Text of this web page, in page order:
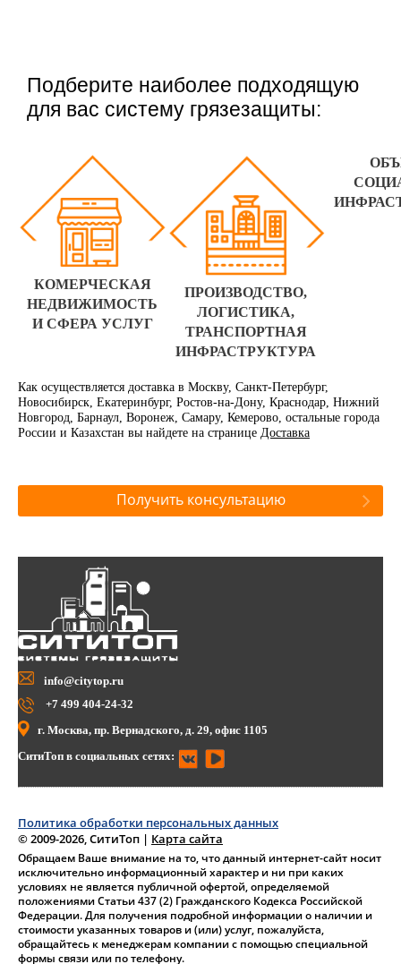
Подберите наиболее подходящую
для вас систему грязезащиты:
КОМЕРЧЕСКАЯ
НЕДВИЖИМОСТЬ
И СФЕРА УСЛУГ
ПРОИЗВОДСТВО,
ЛОГИСТИКА,
ТРАНСПОРТНАЯ
ИНФРАСТРУКТУРА
Как осуществляется доставка в Москву, Санкт-Петербург,
Новосибирск, Екатеринбург, Ростов-на-Дону, Краснодар, Нижний
Новгород, Барнаул, Воронеж, Самару, Кемерово, остальные города
России и Казахстан вы найдете на странице Доставка
Получить консультацию
info@citytop.ru
+7 499 404-24-32
г. Москва, пр. Вернадского, д. 29, офис 1105
СитиТоп в социальных сетях:
Политика обработки персональных данных
© 2009-2026, СитиТоп | Карта сайта
Обращаем Ваше внимание на то, что данный интернет-сайт носит
исключительно информационный характер и ни при каких
условиях не является публичной офертой, определяемой
положениями Статьи 437 (2) Гражданского Кодекса Российской
Федерации. Для получения подробной информации о наличии и
стоимости указанных товаров и (или) услуг, пожалуйста,
обращайтесь к менеджерам компании с помощью специальной
формы связи или по телефону.